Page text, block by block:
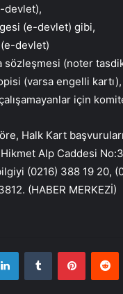
devlet),
(e-devlet) gibi,
devlet)
sözleşmesi (noter
(varsa engelli kartı),
için
Halk Kart
Alp Caddesi
(0216) 388 19 20,
(HABER MERKEZİ)
LinkedInTumblr Pinterest